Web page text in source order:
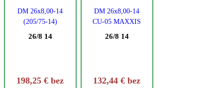
DM 26x8,00-14
(205/75-14)
Maxxis BigHorn,
26/8 14
198,25 € bez
DM 26x8,00-14
CU-05 MAXXIS
MAXXIS
26/8 14
132,44 € bez